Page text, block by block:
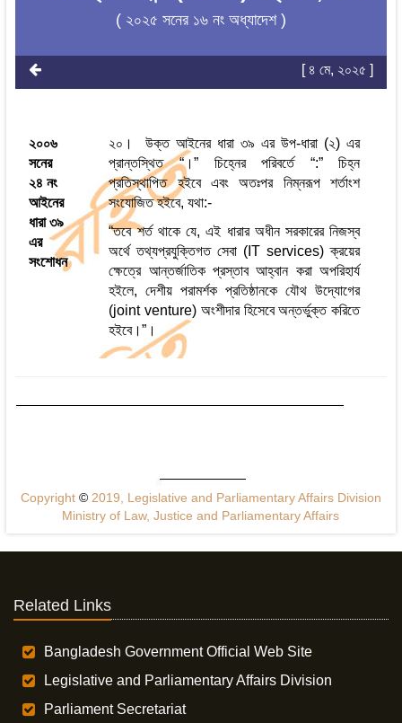
( ২০২৫ সনের ১৬ নং অধ্যাদেশ )
[ ৪ মে, ২০২৫ ]
২০০৬
সনের
২৪ নং
আইনের
ধারা ৩৯
এর
সংশোধন
২০। উক্ত আইনের ধারা ৩৯ এর উপ-ধারা (২) এর
প্রান্তস্থিত “।” চিহ্নের পরিবর্তে “:” চিহ্ন
প্রতিস্থাপিত হইবে এবং অতঃপর নিম্নরূপ শর্তাংশ
সংযোজিত হইবে, যথা:-
“তবে শর্ত থাকে যে, এই ধারার অধীন সরকারের নিজস্ব
অর্থে তথ্যপ্রযুক্তিগত সেবা (IT services) ক্রয়ের
ক্ষেত্রে আন্তর্জাতিক প্রস্তাব আহ্‌বান করা অপরিহার্য
হইলে, দেশীয় পরামর্শক প্রতিষ্ঠানকে যৌথ উদ্যোগের
(joint venture) অংশীদার হিসেবে অন্তর্ভুক্ত করিতে
হইবে।”।
Copyright ©2019, Legislative and Parliamentary Affairs Division
Ministry of Law, Justice and Parliamentary Affairs
Related Links
Bangladesh Government Official Web Site
Legislative and Parliamentary Affairs Division
Parliament Secretariat